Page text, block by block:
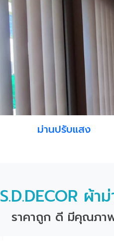
ม่านปรับแสง
S.D.DECOR ผ้า
ราคาถูก ดี มีคุณภา